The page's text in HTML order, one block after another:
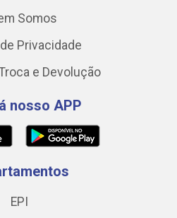
Somos
Privacidade
e Devolução
nosso APP
EPI